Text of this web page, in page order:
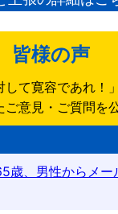
皆様の声
して寛容であれ！
意見・ご質問を
歳、男性からメー